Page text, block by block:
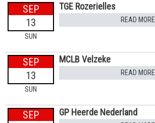
SEP
13
SUN
TGE Rozerielles
READ MORE
SEP
13
SUN
MCLB Velzeke
READ MORE
SEP
GP Heerde Nederland